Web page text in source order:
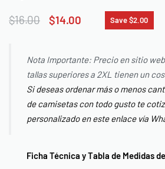
$16.00 $14.00 Save $2.00
Nota Importante: Precio en sitio
tallas superiores a 2XL tienen un
Si deseas ordenar más o menos
de camisetas con todo gusto te
personalizado en este enlace vía
Ficha Técnica y Tabla de Medidas